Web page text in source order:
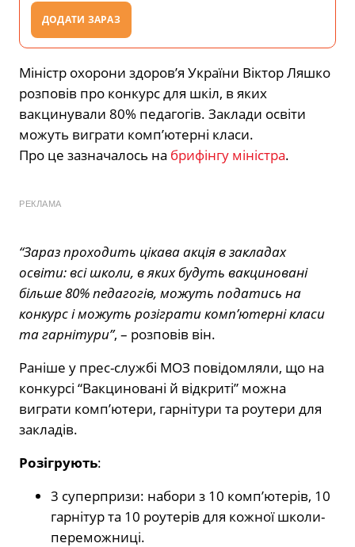
ДОДАТИ ЗАРАЗ
Міністр охорони здоров’я України Віктор Ляшко
розповів про конкурс для шкіл, в яких
вакцинували 80% педагогів. Заклади освіти
можуть виграти комп’ютерні класи.
Про це зазначалось на брифінгу міністра.
РЕКЛАМА
“Зараз проходить цікава акція в закладах
освіти: всі школи, в яких будуть вакциновані
більше 80% педагогів, можуть податись на
конкурс і можуть розіграти комп’ютерні класи
та гарнітури”, – розповів він.
Раніше у прес-службі МОЗ повідомляли, що на
конкурсі “Вакциновані й відкриті” можна
виграти комп’ютери, гарнітури та роутери для
закладів.
Розігрують:
3 суперпризи: набори з 10 комп’ютерів, 10
гарнітур та 10 роутерів для кожної школи-
переможниці.